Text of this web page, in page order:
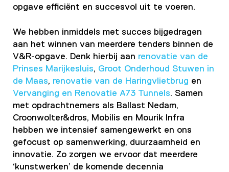
opgave efficiënt en succesvol uit te voeren.
We hebben inmiddels met succes bijgedragen
aan het winnen van meerdere tenders binnen de
V&R-opgave. Denk hierbij aan renovatie van de
Prinses Marijkesluis, Groot Onderhoud Stuwen in
de Maas, renovatie van de Haringvlietbrug en
Vervanging en Renovatie A73 Tunnels. Samen
met opdrachtnemers als Ballast Nedam,
Croonwolter&dros, Mobilis en Mourik Infra
hebben we intensief samengewerkt en ons
gefocust op samenwerking, duurzaamheid en
innovatie. Zo zorgen we ervoor dat meerdere
‘kunstwerken’ de komende decennia